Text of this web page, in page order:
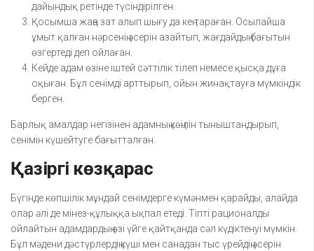
дайындық ретінде түсіндірілген.
Қосымша жаңа зат алып шығу да кең тараған. Осылайша
ұмыт қалған нәрсенің әсерін азайтып, жағдайдың бағытын
өзгертеді деп ойлаған.
Кейде адам өзіне іштей сәттілік тілеп немесе қысқа дұға
оқыған. Бұл сенімді арттырып, ойын жинақтауға мүмкіндік
берген.
Барлық амалдар негізінен адамның көңілін тыныштандырып,
сенімін күшейтуге бағытталған.
Қазіргі көзқарас
Бүгінде көпшілік мұндай сенімдерге күмәнмен қарайды, алайда
олар әлі де мінез-құлыққа ықпал етеді. Тіпті рационалды
ойлайтын адамдардың өзі үйге қайтқанда сәл күдіктенуі мүмкін.
Бұл мәдени дәстүрлердің күші мен санадан тыс үрейдің әсерін